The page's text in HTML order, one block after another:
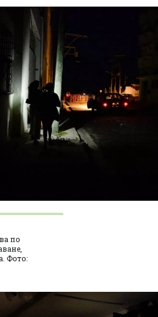
по
Фото: